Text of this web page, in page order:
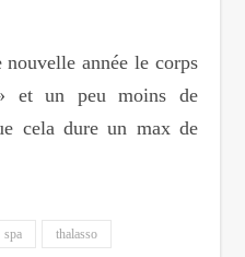
année le corps
et un peu moins de
cela dure un max de
spa thalasso